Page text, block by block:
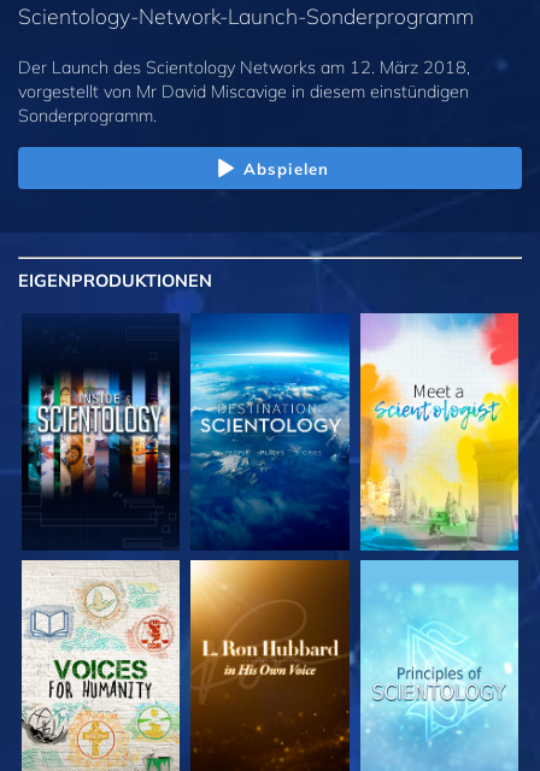
Scientology-Network-Launch-Sonderprogramm
Der Launch des Scientology Networks am 12. März 2018,
vorgestellt von Mr David Miscavige in diesem einstündigen
Sonderprogramm.
Abspielen
EIGENPRODUKTIONEN
SERIE
ENTDECKEN
SERIE
ENTDECKEN
SERIE
ENTDECKEN